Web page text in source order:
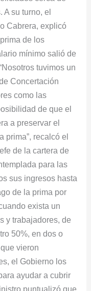
A su turno, el
Cabrera, explicó
de los
mínimo salió de
tuvimos un
Concertación
como las
de que el
a preservar el
prima”, recalcó el
de la cartera de
para las
sus ingresos hasta
de la prima por
exista un
y trabajadores, de
50%, en dos o
vieron
el Gobierno los
ayudar a cubrir
puntualizó que